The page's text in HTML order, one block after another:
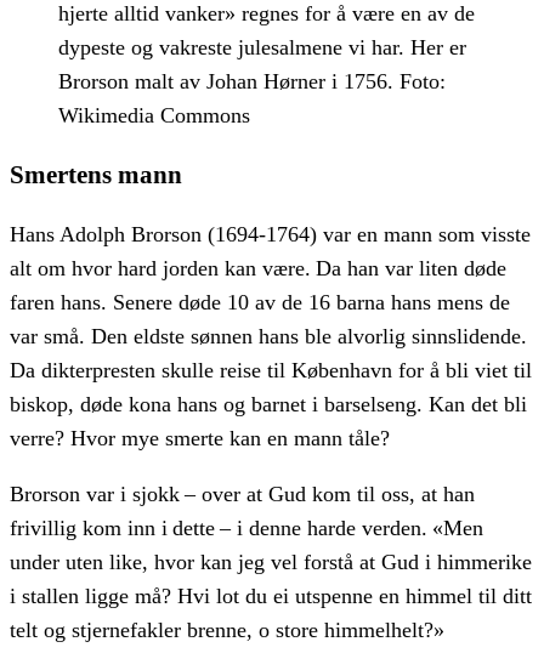
hjerte alltid vanker» regnes for å være en av de
dypeste og vakreste julesalmene vi har. Her er
Brorson malt av Johan Hørner i 1756. Foto:
Wikimedia Commons
Smertens mann
Hans Adolph Brorson (1694-1764) var en mann som visste
alt om hvor hard jorden kan være. Da han var liten døde
faren hans. Senere døde 10 av de 16 barna hans mens de
var små. Den eldste sønnen hans ble alvorlig sinnslidende.
Da dikterpresten skulle reise til København for å bli viet til
biskop, døde kona hans og barnet i barselseng. Kan det bli
verre? Hvor mye smerte kan en mann tåle?
Brorson var i sjokk – over at Gud kom til oss, at han
frivillig kom inn i dette – i denne harde verden. «Men
under uten like, hvor kan jeg vel forstå at Gud i himmerike
i stallen ligge må? Hvi lot du ei utspenne en himmel til ditt
telt og stjernefakler brenne, o store himmelhelt?»